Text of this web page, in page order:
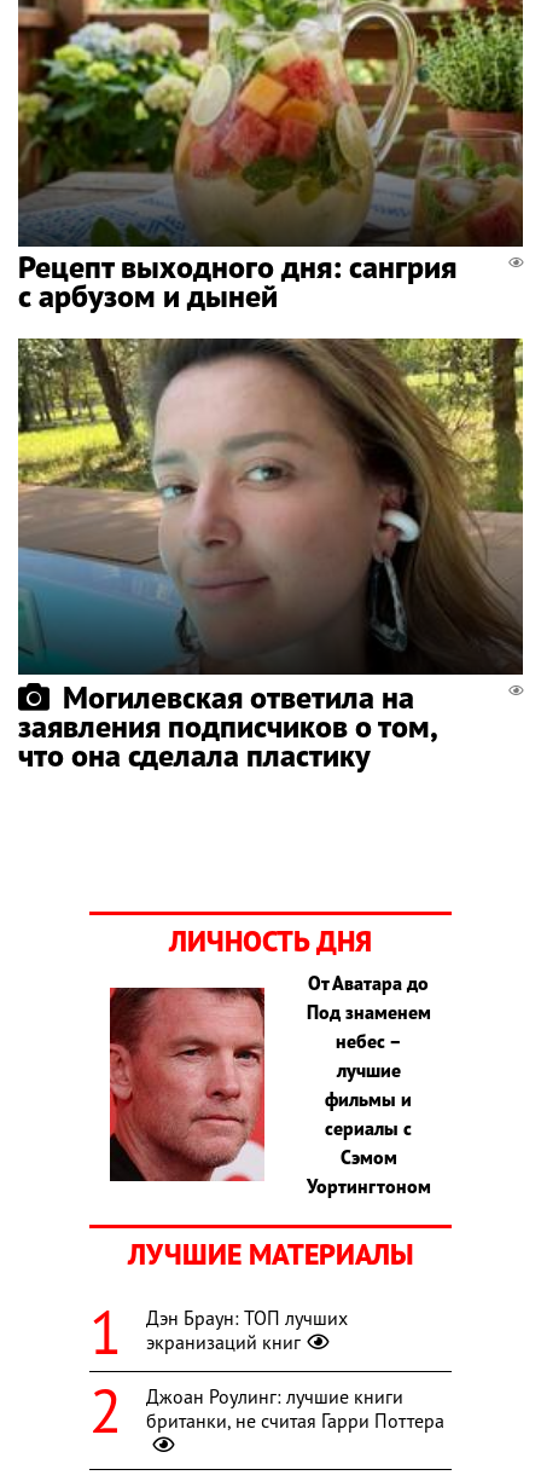
Рецепт выходного дня: сангрия
с арбузом и дыней
Могилевская ответила на
заявления подписчиков о том,
что она сделала пластику
ЛИЧНОСТЬ ДНЯ
От Аватара до
Под знаменем
небес –
лучшие
фильмы и
сериалы с
Сэмом
Уортингтоном
ЛУЧШИЕ МАТЕРИАЛЫ
Дэн Браун: ТОП лучших
экранизаций книг
Джоан Роулинг: лучшие книги
британки, не считая Гарри Поттера